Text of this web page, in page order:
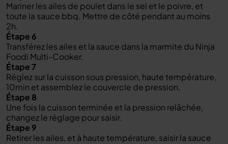
Mariner les ailes de poulet dans le sel et le poivre, et
toute la sauce bbq. Mettre de côté pendant au moins
2h.
Étape 6
Transférez les ailes et la sauce dans la marmite du Ninja
Foodi Multi-Cooker.
Étape 7
Réglez sur la cuisson sous pression, haute température,
10min et assemblez le couvercle de pression.
Étape 8
Une fois la cuisson terminée et la pression relâchée,
changez le réglage pour saisir.
Étape 9
Retirer les ailes, et à haute température, saisir la sauce